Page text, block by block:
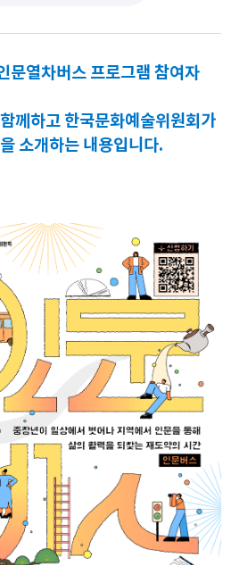
문열차버스 프로그램 참여자
께하고 한국문화예술위원회가
소개하는 내용입니다.